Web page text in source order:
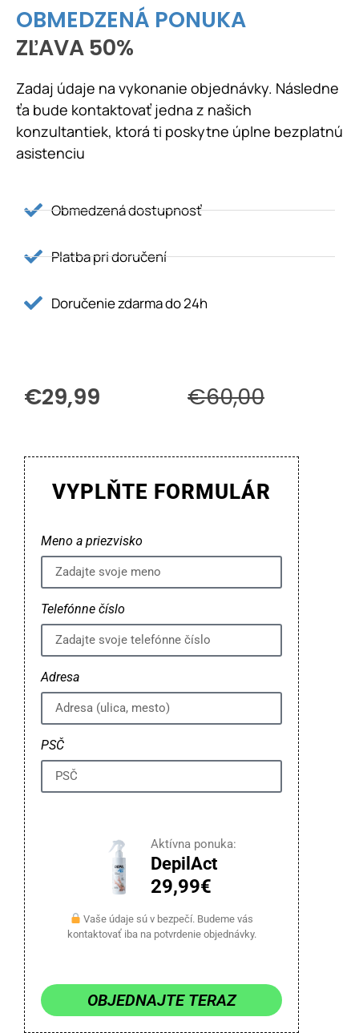
OBMEDZENÁ PONUKA
ZĽAVA 50%
Zadaj údaje na vykonanie objednávky. Následne
ťa bude kontaktovať jedna z našich
konzultantiek, ktorá ti poskytne úplne bezplatnú
asistenciu
Obmedzená dostupnosť
Platba pri doručení
Doručenie zdarma do 24h
€29,99 €60,00
VYPLŇTE FORMULÁR
Meno a priezvisko
Telefónne číslo
Adresa
PSČ
Aktívna ponuka:
DepilAct
29,99€
Vaše údaje sú v bezpečí. Budeme vás
kontaktovať iba na potvrdenie objednávky.
OBJEDNAJTE TERAZ